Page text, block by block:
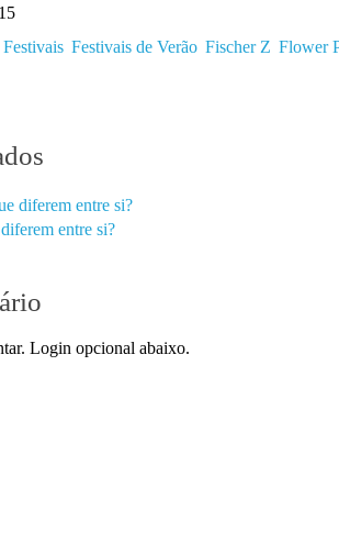
Festivais Festivais de Verão Fischer Z Flower
entre si?
Login opcional abaixo.